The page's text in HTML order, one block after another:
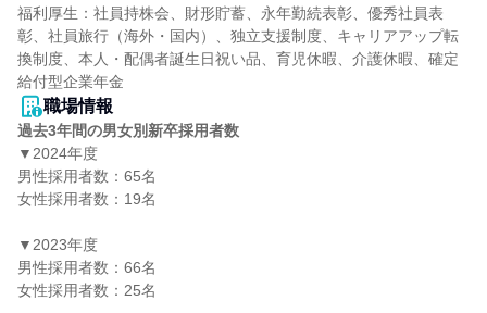
福利厚生：社員持株会、財形貯蓄、永年勤続表彰、優秀社員表
彰、社員旅行（海外・国内）、独立支援制度、キャリアアップ転
換制度、本人・配偶者誕生日祝い品、育児休暇、介護休暇、確定
給付型企業年金
職場情報
過去3年間の男女別新卒採用者数
▼2024年度
男性採用者数：65名
女性採用者数：19名
▼2023年度
男性採用者数：66名
女性採用者数：25名